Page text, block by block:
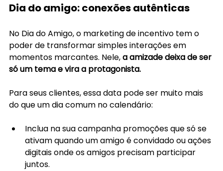
Dia do amigo: conexões autênticas
No Dia do Amigo, o marketing de incentivo tem o
poder de transformar simples interações em
momentos marcantes. Nele, a amizade deixa de ser
só um tema e vira a protagonista.
Para seus clientes, essa data pode ser muito mais
do que um dia comum no calendário:
Inclua na sua campanha promoções que só se
ativam quando um amigo é convidado ou ações
digitais onde os amigos precisam participar
juntos.